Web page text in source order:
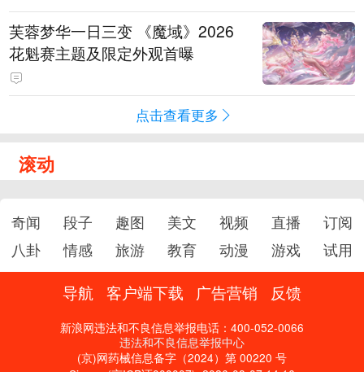
芙蓉梦华一日三变 《魔域》2026
花魁赛主题及限定外观首曝
点击查看更多
滚动
奇闻 段子 趣图 美文 视频 直播
订阅
八卦
情感 旅游 教育 动漫 游戏 试用
导航 客户端下载 广告营销 反馈
新浪网违法和不良信息举报电话：400-052-0066
违法和不良信息举报中心
(京)网药械信息备字（2024）第 00220 号